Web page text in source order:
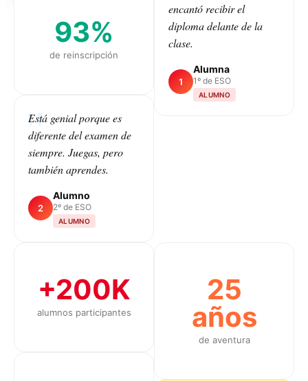
93%
de reinscripción
Está genial porque es
diferente del examen de
siempre. Juegas, pero
también aprendes.
2
Alumno
2º de ESO
ALUMNO
encantó recibir el
diploma delante de la
clase.
1
Alumna
1º de ESO
ALUMNO
+200K
alumnos participantes
25
años
de aventura